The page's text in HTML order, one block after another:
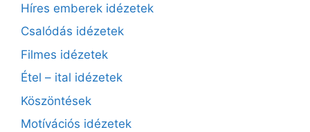
Híres emberek idézetek
Csalódás idézetek
Filmes idézetek
Étel – ital idézetek
Köszöntések
Motívációs idézetek